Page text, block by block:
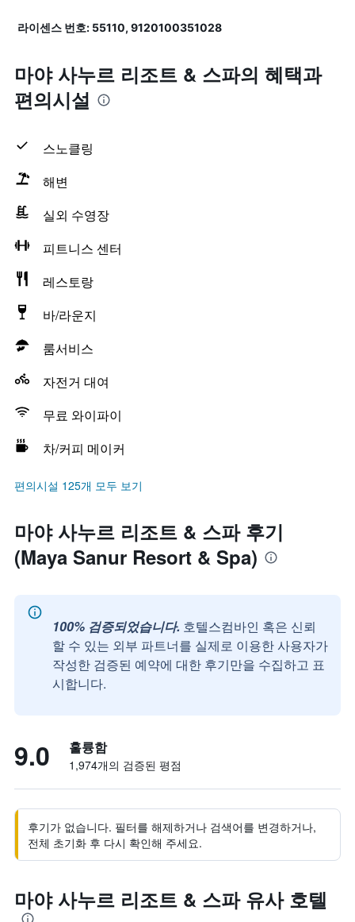
라이센스 번호: 55110, 9120100351028
마야 사누르 리조트 & 스파의 혜택​과
편의시설
스노클링
해변
실외 수영장
피트니스 센터
레스토랑
바/라운지
룸서비스
자전거 대여
무료 와이파이
차/커피 메이커
편의시설 125개 모두 보기
마야 사누르 리조트 & 스파 후기
(Maya Sanur Resort & Spa)
100% 검증되었습니다. 호텔스컴바인 혹은 신뢰
할 수 있는 외부 파트너를 실제로 이용한 사용자가
작성한 검증된 예약에 대한 후기만을 수집하고 표
시합니다.
9.0 훌륭함
1,974개의 검증된 평점
후기가 없습니다. 필터를 해제하거나 검색어를 변경하거나,
전체 초기화 후 다시 확인해 주세요.
마야 사누르 리조트 & 스파 유사 호텔